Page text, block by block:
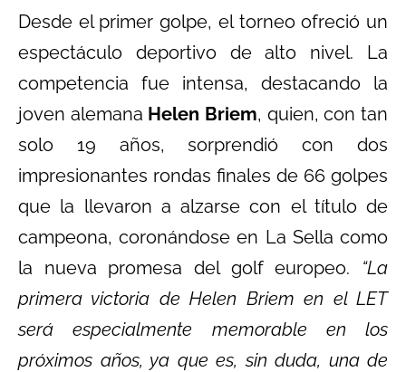
Desde el primer golpe, el torneo ofreció un
espectáculo deportivo de alto nivel. La
competencia fue intensa, destacando la
joven alemana Helen Briem, quien, con tan
solo 19 años, sorprendió con dos
impresionantes rondas finales de 66 golpes
que la llevaron a alzarse con el título de
campeona, coronándose en La Sella como
la nueva promesa del golf europeo. “La
primera victoria de Helen Briem en el LET
será especialmente memorable en los
próximos años, ya que es, sin duda, una de